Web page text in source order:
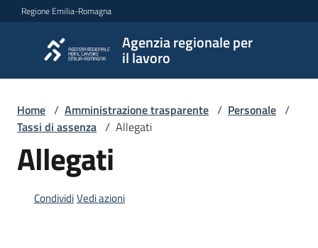
Vai al contenuto
Vai alla navigazione
Vai al footer
Regione Emilia-Romagna
Agenzia regionale per
il lavoro
Agenzia
regionale
per il
lavoro
L'Agenzia
Home / Amministrazione trasparente / Personale /
Tassi di assenza / Allegati
Allegati
CondividiVedi azioni